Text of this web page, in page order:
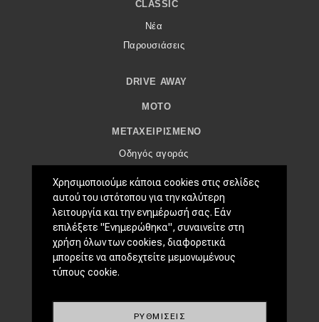
CLASSIC
Νέα
Παρουσιάσεις
DRIVE AWAY
MOTO
ΜΕΤΑΧΕΙΡΙΣΜΈΝΟ
Οδηγός αγοράς
ΧΡΗΣΤΙΚΆ
Συμβουλές
ΚΤΕΟ
Χρησιμοποιούμε κάποια cookies στις σελίδες
αυτού του ιστότοπου για την καλύτερη
λειτουργία και την ενημέρωσή σας. Εάν
επιλέξετε "Ενημερώθηκα", συναινείτε στη
χρήση όλων των cookies, διαφορετικά
μπορείτε να αποδεχτείτε μεμονωμένους
τύπους cookie.
ΡΥΘΜΊΣΕΙΣ